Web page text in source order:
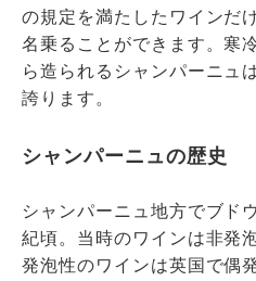
の規定を満たしたワインだ
名乗ることができます。寒
ら造られるシャンパーニュ
誇ります。
シャンパーニュの歴史
シャンパーニュ地方でブド
紀頃。当時のワインは非発
発泡性のワインは英国で偶